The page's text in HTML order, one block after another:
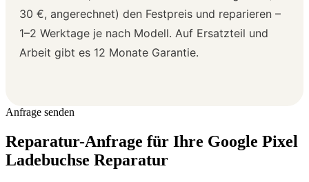
30 €, angerechnet) den Festpreis und reparieren –
1–2 Werktage je nach Modell. Auf Ersatzteil und
Arbeit gibt es 12 Monate Garantie.
Anfrage senden
Reparatur-Anfrage für Ihre Google Pixel
Ladebuchse Reparatur